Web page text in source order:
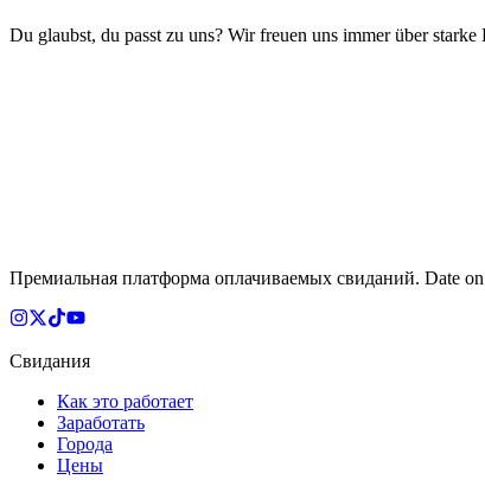
Du glaubst, du passt zu uns? Wir freuen uns immer über
Премиальная платформа оплачиваемых свиданий. Date
Свидания
Как это работает
Заработать
Города
Цены